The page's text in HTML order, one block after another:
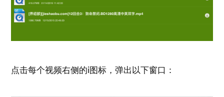
点击每个视频右侧的i图标，弹出以下窗口：